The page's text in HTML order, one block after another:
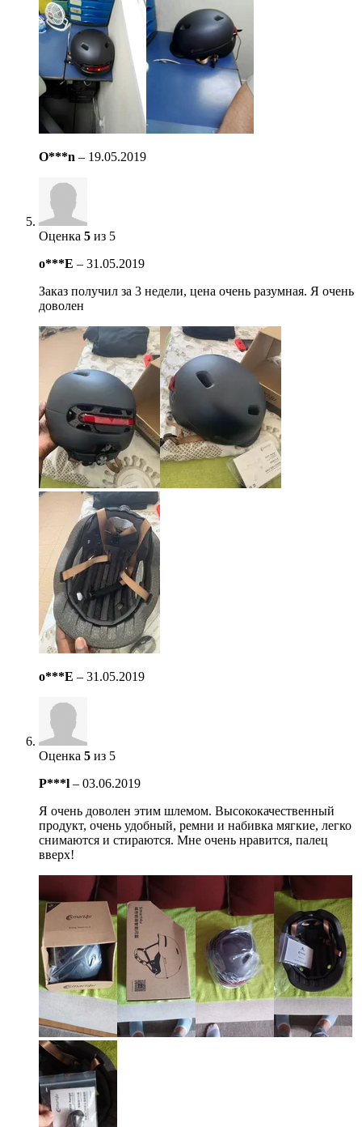
O***n – 19.05.2019
Оценка 5 из 5
o***E – 31.05.2019
Заказ получил за 3 недели, цена очень разумная. Я очень
доволен
o***E – 31.05.2019
Оценка 5 из 5
P***l – 03.06.2019
Я очень доволен этим шлемом. Высококачественный
продукт, очень удобный, ремни и набивка мягкие, легко
снимаются и стираются. Мне очень нравится, палец
вверх!